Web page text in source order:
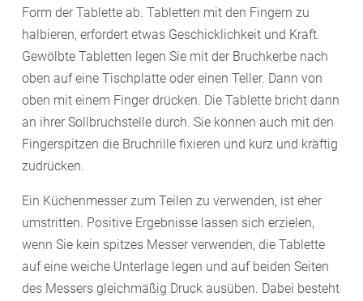
Form der Tablette ab. Tabletten mit den Fingern zu
halbieren, erfordert etwas Geschicklichkeit und Kraft.
Gewölbte Tabletten legen Sie mit der Bruchkerbe nach
oben auf eine Tischplatte oder einen Teller. Dann von
oben mit einem Finger drücken. Die Tablette bricht dann
an ihrer Sollbruchstelle durch. Sie können auch mit den
Fingerspitzen die Bruchrille fixieren und kurz und kräftig
zudrücken.
Ein Küchenmesser zum Teilen zu verwenden, ist eher
umstritten. Positive Ergebnisse lassen sich erzielen,
wenn Sie kein spitzes Messer verwenden, die Tablette
auf eine weiche Unterlage legen und auf beiden Seiten
des Messers gleichmäßig Druck ausüben. Dabei besteht